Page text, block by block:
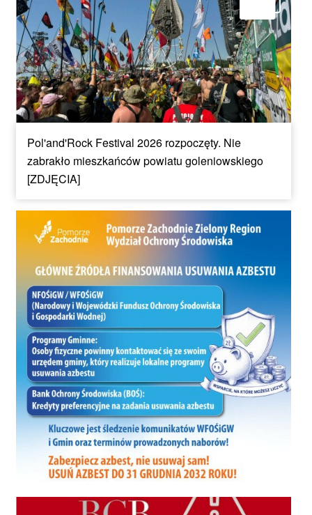
Pol'and'Rock Festival 2026 rozpoczęty. Nie
zabrakło mieszkańców powiatu goleniowskiego
[ZDJĘCIA]